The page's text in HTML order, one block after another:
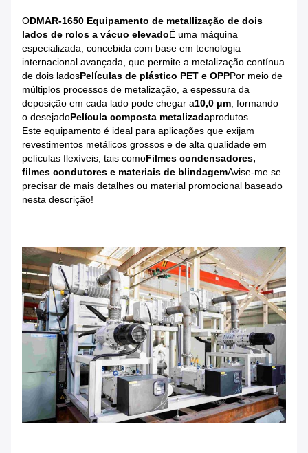
ODMAR-1650 Equipamento de metallização de dois
lados de rolos a vácuo elevadoÉ uma máquina
especializada, concebida com base em tecnologia
internacional avançada, que permite a metalização contínua
de dois ladosPelículas de plástico PET e OPPPor meio de
múltiplos processos de metalização, a espessura da
deposição em cada lado pode chegar a10,0 μm, formando
o desejadoPelícula composta metalizadaprodutos.
Este equipamento é ideal para aplicações que exijam
revestimentos metálicos grossos e de alta qualidade em
películas flexíveis, tais comoFilmes condensadores,
filmes condutores e materiais de blindagemAvise-me se
precisar de mais detalhes ou material promocional baseado
nesta descrição!